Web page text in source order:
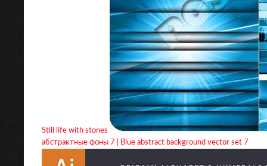
Still life with stones
абстрактные фоны 7 | Blue abstract background vector set 7